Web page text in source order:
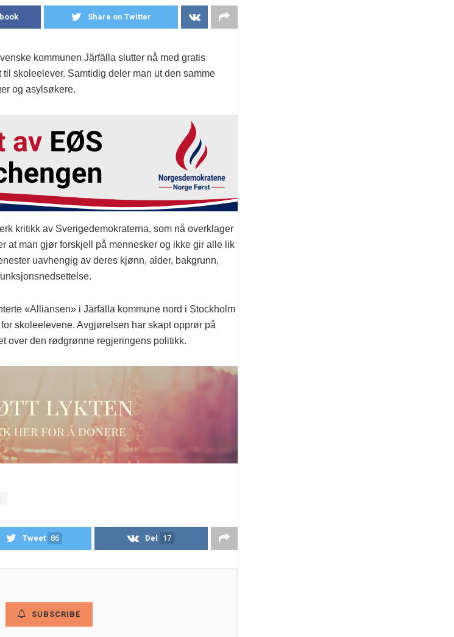
Share on Twitter
kommunen Järfälla slutter nå med gratis
skoleelever. Samtidig deler man ut den samme
og asylsøkere.
kritikk av Sverigedemokraterna, som nå overklager
at man gjør forskjell på mennesker og ikke gir alle lik
uavhengig av deres kjønn, alder, bakgrunn,
«Alliansen» i Järfälla kommune nord i Stockholm
skoleelevene. Avgjørelsen har skapt opprør på
over den rødgrønne regjeringens politikk.
Tweet 86 Del 17
SUBSCRIBE